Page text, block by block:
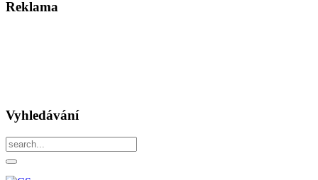
Reklama
Vyhledávání